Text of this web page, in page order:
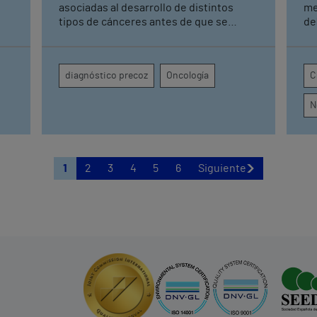
asociadas al desarrollo de distintos
tipos de cánceres antes de que se
curación y mejorar los resultados
terapéuticos mediante tratamientos
diagnóstico precoz Oncología
1 2 3 4 5 6 Siguiente